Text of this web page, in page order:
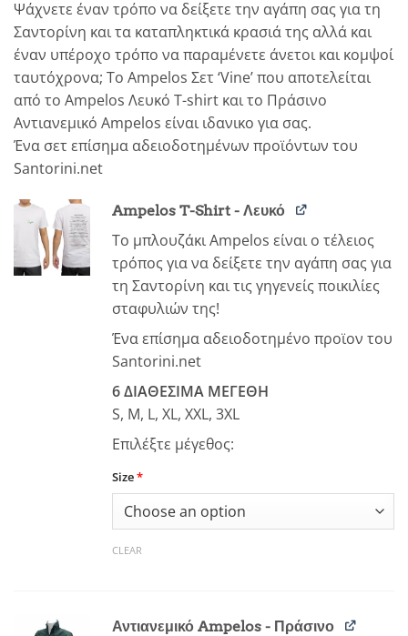
was:
€ 107.00.
is:
€ 54.00.
Ψάχνετε έναν τρόπο να δείξετε την αγάπη σας για τη
Σαντορίνη και τα καταπληκτικά κρασιά της αλλά και
έναν υπέροχο τρόπο να παραμένετε άνετοι και κομψοί
ταυτόχρονα; To Ampelos Σετ ‘Vine’ που αποτελείται
από το Ampelos Λευκό T-shirt και το Πράσινο
Αντιανεμικό Ampelos είναι ιδανικο για σας.
Ένα σετ επίσημα αδειoδοτημένων προϊόντων του
Santorini.net
Ampelos T-Shirt - Λευκό
Το μπλουζάκιAmpelos είναι ο τέλειος
τρόπος για να δείξετε την αγάπη σας για
τη Σαντορίνη και τις γηγενείς ποικιλίες
σταφυλιών της!
Ένα επίσημα αδειοδοτημένο προϊον του
Santorini.net
6 ΔΙΑΘΕΣΙΜΑ ΜΕΓΕΘΗ
S, M, L, XL, ΧXL, 3XL
Επιλέξτε μέγεθος:
Size*
CLEAR
Αντιανεμικό Ampelos - Πράσινο